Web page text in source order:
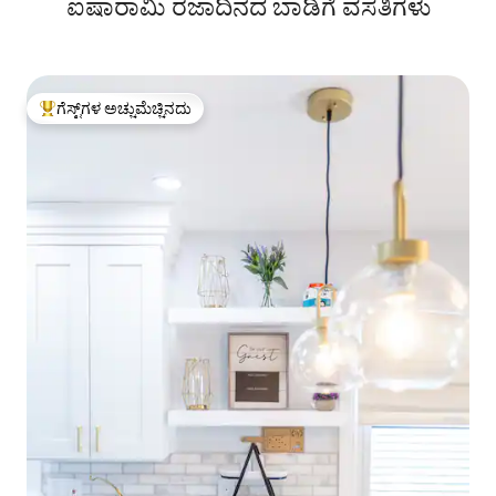
ಐಷಾರಾಮಿ ರಜಾದಿನದ ಬಾಡಿಗೆ ವಸತಿಗಳು
ಗೆಸ್ಟ್‌ಗಳಿಗೆ ಅತಿ ಹೆಚ್ಚು ಅಚ್ಚುಮೆಚ್ಚಿನದು
ಗೆಸ್ಟ್‌ಗಳ ಅಚ್ಚುಮೆಚ್ಚಿನದು